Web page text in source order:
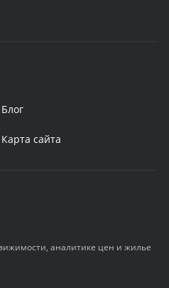
Блог
Карта сайта
аналитике цен и жилье